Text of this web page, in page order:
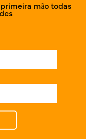
mão todas